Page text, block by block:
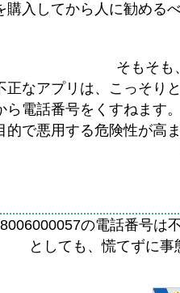
購入してから人に勧める
そもそも
正なアプリは、こっそり
ら電話番号をくすねます
的で悪用する危険性が高
の電話番号は
としても、慌てずに事